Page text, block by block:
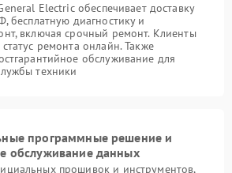
Electric обеспечивает доставку
бесплатную диагностику и
включая срочный ремонт. Клиенты
ремонта онлайн. Также
обслуживание для
техники
программные решение и
обслуживание данных
прошивок и инструментов,